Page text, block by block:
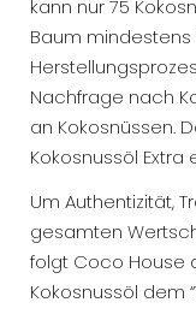
kann nur 75
Baum mindestens
Nachfrage nach
an Kokosnüssen.
Kokosnussöl Extra
Um Authentizität,
gesamten
folgt Coco House
Kokosnussöl dem